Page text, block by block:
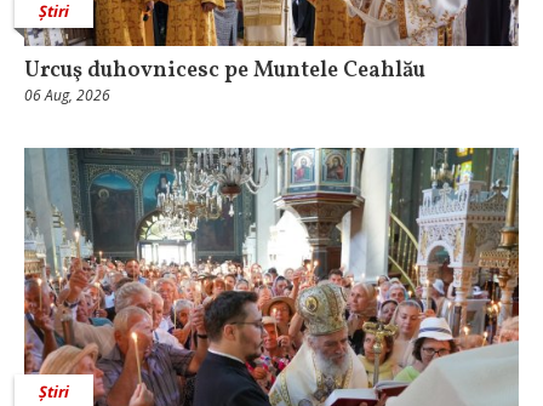
Știri
Urcuş duhovnicesc pe Muntele Ceahlău
06 Aug, 2026
Știri